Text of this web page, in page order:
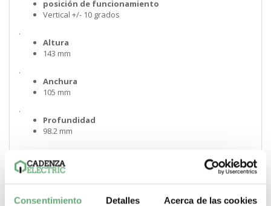
Consentimiento Detalles Acerca de las cookies
posición de funcionamiento
Vertical +/- 10 grados
.
Altura
143 mm
.
Anchura
105 mm
.
Profundidad
98.2 mm
.
Peso del producto
1 kg
.
Variable speed drive application selection